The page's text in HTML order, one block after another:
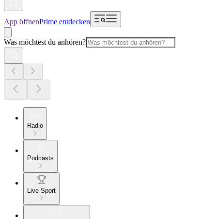
App öffnenPrime entdecken
Was möchtest du anhören?
Radio
Podcasts
Live Sport